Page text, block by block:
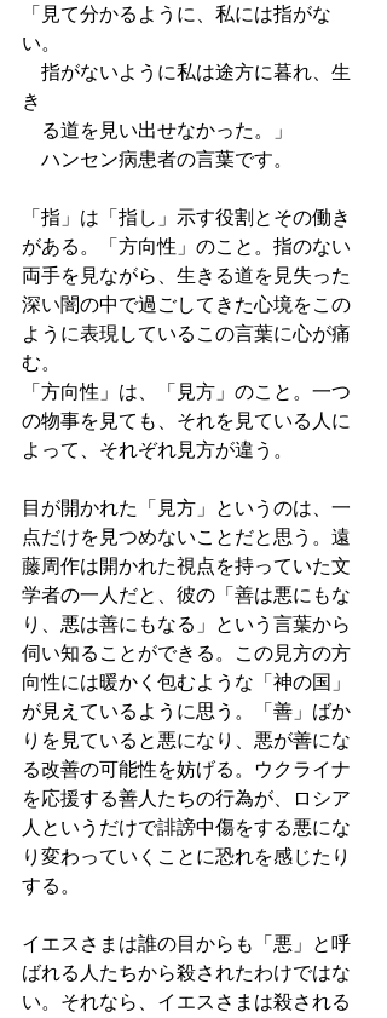
「見て分かるように、私には指がな
い。
指がないように私は途方に暮れ、生
き
る道を見い出せなかった。」
ハンセン病患者の言葉です。
「指」は「指し」示す役割とその働き
がある。「方向性」のこと。指のない
両手を見ながら、生きる道を見失った
深い闇の中で過ごしてきた心境をこの
ように表現しているこの言葉に心が痛
む。
「方向性」は、「見方」のこと。一つ
の物事を見ても、それを見ている人に
よって、それぞれ見方が違う。
目が開かれた「見方」というのは、一
点だけを見つめないことだと思う。遠
藤周作は開かれた視点を持っていた文
学者の一人だと、彼の「善は悪にもな
り、悪は善にもなる」という言葉から
伺い知ることができる。この見方の方
向性には暖かく包むような「神の国」
が見えているように思う。「善」ばか
りを見ていると悪になり、悪が善にな
る改善の可能性を妨げる。ウクライナ
を応援する善人たちの行為が、ロシア
人というだけで誹謗中傷をする悪にな
り変わっていくことに恐れを感じたり
する。
イエスさまは誰の目からも「悪」と呼
ばれる人たちから殺されたわけではな
い。それなら、イエスさまは殺される